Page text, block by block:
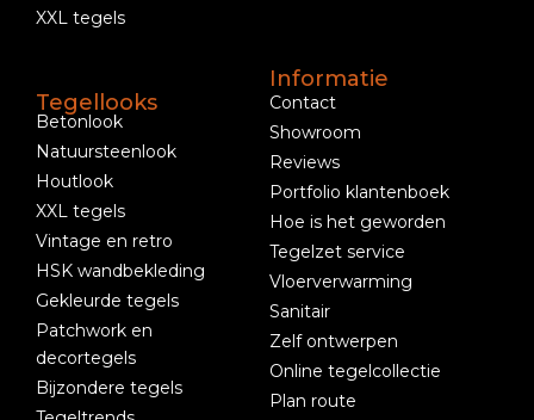
XXL tegels
Tegellooks
Betonlook
Natuursteenlook
Houtlook
XXL tegels
Vintage en retro
HSK wandbekleding
Gekleurde tegels
Patchwork en
decortegels
Bijzondere tegels
Informatie
Contact
Showroom
Reviews
Portfolio klantenboek
Hoe is het geworden
Tegelzet service
Vloerverwarming
Sanitair
Zelf ontwerpen
Online tegelcollectie
Plan route